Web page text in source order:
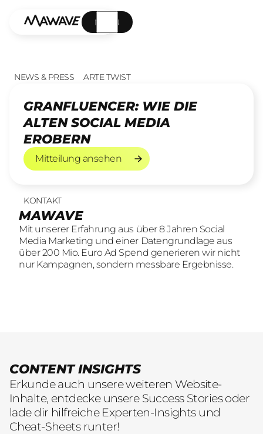
MENÜ
NEWS & PRESS ARTE TWIST
GRANFLUENCER: WIE DIE
ALTEN SOCIAL MEDIA
EROBERN
Mitteilung ansehen
Mitteilung ansehen
KONTAKT
MAWAVE
Mit unserer Erfahrung aus über 8 Jahren Social
Media Marketing und einer Datengrundlage aus
über 200 Mio. Euro Ad Spend generieren wir nicht
nur Kampagnen, sondern messbare Ergebnisse.
UNSERE LEISTUNGEN
SOCIAL LEAD AGENTUR
Mit unserer Erfahrung aus über 8 Jahren Social
Media Marketing und einer Datengrundlage aus
über 200 Mio. Euro Ad Spend generieren wir nicht
nur Kampagnen, sondern messbare Ergebnisse.
23 offene Stellen
KOMM INS TEAM
Wir sind auf der Suche nach motivierten und
engagierten Menschen, die mit kreativen Ideen
und LeidenschaftConsumer Brands auf Social
übersetzen.
CONTENT INSIGHTS
Erkunde auch unsere weiteren Website-
Inhalte, entdecke unsere Success Stories oder
lade dir hilfreiche Experten-Insights und
Cheat-Sheets runter!